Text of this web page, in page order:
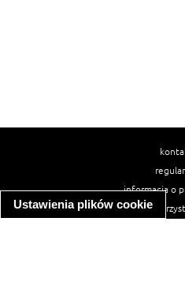
Ustawienia plików cookie
informacja o
informacja o